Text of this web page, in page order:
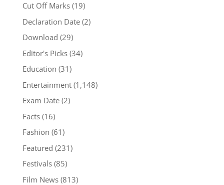
Cut Off Marks(19)
Declaration Date(2)
Download (29)
Editor's Picks(34)
Education (31)
Entertainment(1,148)
Exam Date(2)
Facts(16)
Fashion (61)
Featured (231)
Festivals(85)
Film News(813)